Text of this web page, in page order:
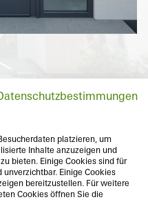
alto aislamiento
sino que
libertad de
y el máximo nivel
platzieren, um
Inhalte anzuzeigen und
bieten. Einige Cookies sind für
Einige Cookies
bereitzustellen. Für weitere
Cookies öffnen Sie die